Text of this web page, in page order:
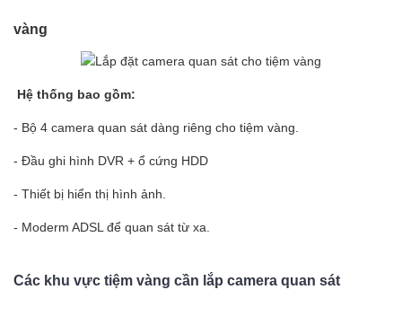
vàng
Hệ thống bao gồm:
- Bộ 4 camera quan sát dàng riêng cho tiệm vàng.
- Đầu ghi hình DVR + ổ cứng HDD
- Thiết bị hiển thị hình ảnh.
- Moderm ADSL để quan sát từ xa.
Các khu vực tiệm vàng cần lắp camera quan sát